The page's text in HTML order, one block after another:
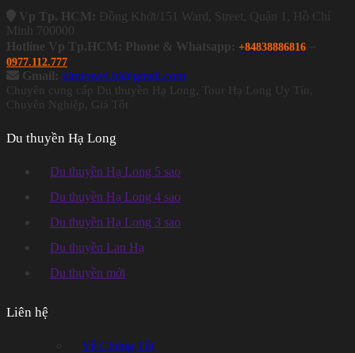
Vp Tp. HCM: Đồng Khởi/151 Ward, Street, Quận 1, Hồ Chí
Minh 700000
Hotline Vp Tp.HCM: Phone & Whatsapp: +84838886816
0977.112.777
Gmail: kimtravel.hl@gmail.com
Chuyên cung cấp Du thuyền Hạ Long, Tour Hạ Long Uy Tín,
Chuyên Nghiệp, Giá Tốt
Du thuyền Hạ Long
Du thuyền Hạ Long 5 sao
Du thuyền Hạ Long 4 sao
Du thuyền Hạ Long 3 sao
Du thuyền Lan Hạ
Du thuyền mới
Liên hệ
Về Chúng Tôi